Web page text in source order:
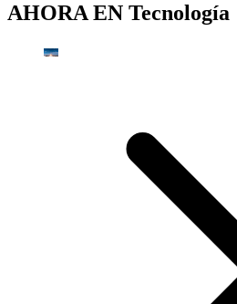
AHORA EN Tecnología